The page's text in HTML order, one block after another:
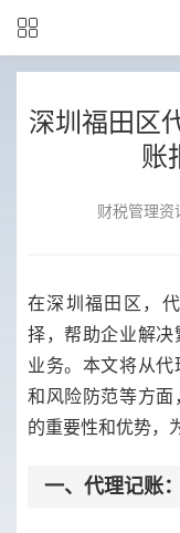
深圳福田区
账
财税管理资
在深圳福田区，
择，帮助企业解
业务。本文将从
和风险防范等方
的重要性和优势，
一、代理记账